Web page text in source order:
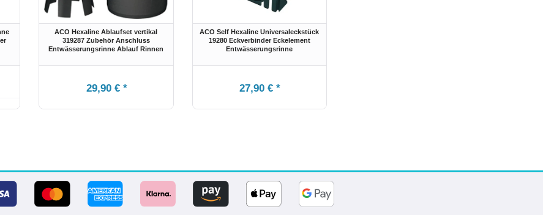
ACO Hexaline Ablaufset vertikal
319287 Zubehör Anschluss
Entwässerungsrinne Ablauf Rinnen
29,90 € *
ACO Self Hexaline Universaleckstück
19280 Eckverbinder Eckelement
Entwässerungsrinne
27,90 € *